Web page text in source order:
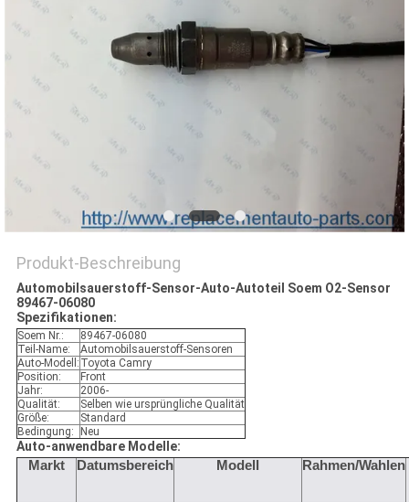
Produkt-Beschreibung
Automobilsauerstoff-Sensor-Auto-Autoteil Soem O2-Sensor
89467-06080
Spezifikationen:
Soem Nr.:
89467-06080
Teil-Name:
Automobilsauerstoff-Sensoren
Auto-Modell: Toyota Camry
Position:
Front
Jahr:
2006-
Qualität:
Selben wie ursprüngliche Qualität
Größe:
Standard
Bedingung:
Neu
Auto-anwendbare Modelle:
Markt
Datumsbereich Modell Rahmen/Wahlen